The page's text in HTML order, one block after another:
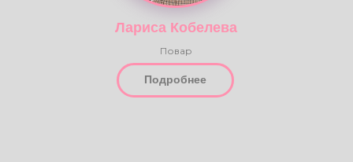
Лариса Кобелева